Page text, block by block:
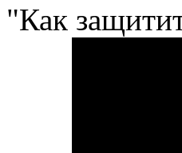
"Как